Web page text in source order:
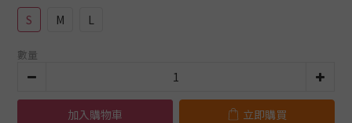
S M L
數量
加入購物車 立即購買